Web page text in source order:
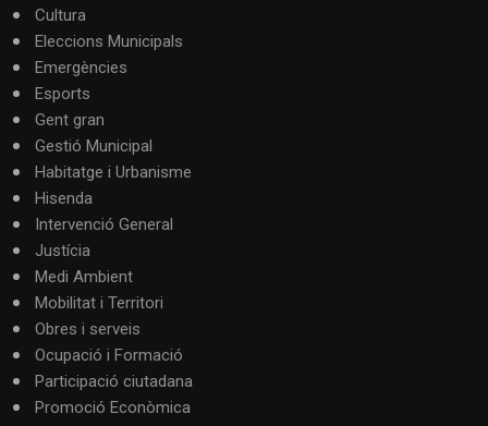
Cultura
Eleccions Municipals
Emergències
Esports
Gent gran
Gestió Municipal
Habitatge i Urbanisme
Hisenda
Intervenció General
Justícia
Medi Ambient
Mobilitat i Territori
Obres i serveis
Ocupació i Formació
Participació ciutadana
Promoció Econòmica